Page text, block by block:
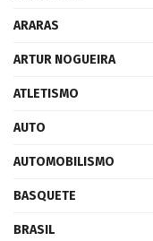
ARARAS
ARTUR NOGUEIRA
ATLETISMO
AUTO
AUTOMOBILISMO
BASQUETE
BRASIL